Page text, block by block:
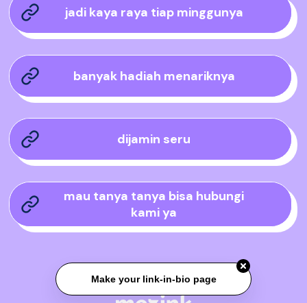
jadi kaya raya tiap minggunya
banyak hadiah menariknya
dijamin seru
mau tanya tanya bisa hubungi
kami ya
Make your link-in-bio page